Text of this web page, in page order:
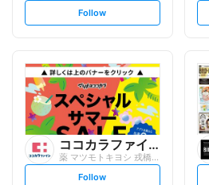
s
l
o
w
Follow
ココカラファイン
薬 マツモトキヨシ 戎橋店
s
Follow